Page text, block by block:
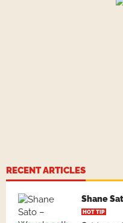
RECENT ARTICLES
Shane
HOT TIP